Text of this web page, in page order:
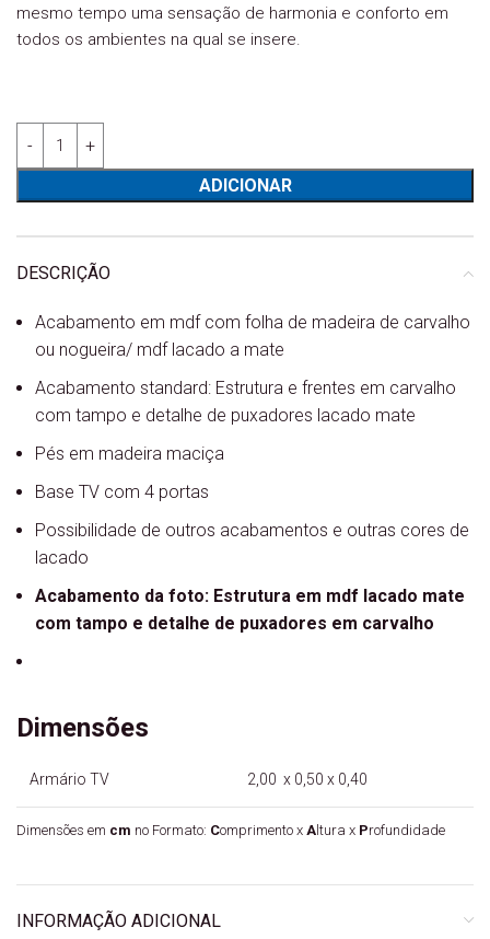
mesmo tempo uma sensação de harmonia e conforto em
todos os ambientes na qual se insere.
Quantidade de Base TV Chloe 4 Portas 102.203.303 - Portukaf
ADICIONAR
DESCRIÇÃO
Acabamento em mdf com folha de madeira de carvalho
ou nogueira/ mdf lacado a mate
Acabamento standard: Estrutura e frentes em carvalho
com tampo e detalhe de puxadores lacado mate
Pés em madeira maciça
Base TV com 4 portas
Possibilidade de outros acabamentos e outras cores de
lacado
Acabamento da foto: Estrutura em mdf lacado mate
com tampo e detalhe de puxadores em carvalho
Dimensões
Armário TV 2,00 x 0,50 x 0,40
Dimensões em cm no Formato: Comprimento x Altura x Profundidade
INFORMAÇÃO ADICIONAL